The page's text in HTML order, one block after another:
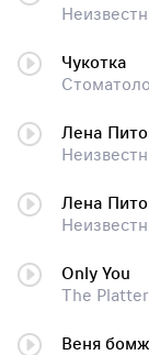
Чукотка
Лена
Лена
Only You
The
Веня бомж